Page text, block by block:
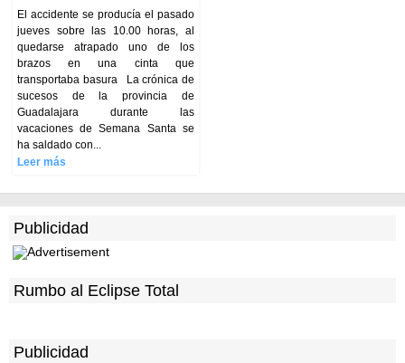
El accidente se producía el pasado
jueves sobre las 10.00 horas, al
quedarse atrapado uno de los
brazos en una cinta que
transportaba basura La crónica de
sucesos de la provincia de
Guadalajara durante las
vacaciones de Semana Santa se
ha saldado con...
Leer más
Publicidad
Rumbo al Eclipse Total
Publicidad